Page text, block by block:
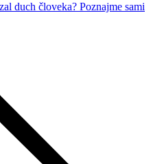
duch človeka? Poznajme sami